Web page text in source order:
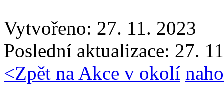
Vytvořeno: 27. 11. 2023
Poslední aktualizace: 27.
<Zpět na Akce v okolí